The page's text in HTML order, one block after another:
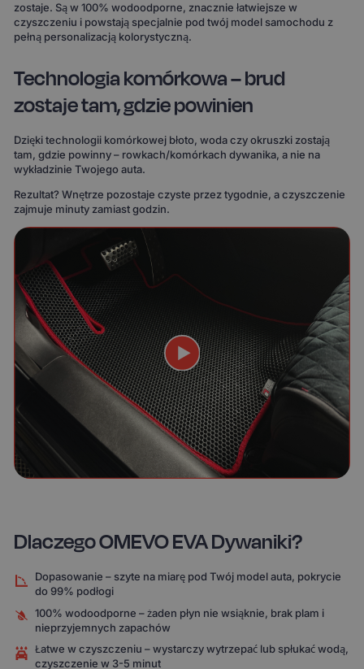
zostaje. Są w 100% wodoodporne, znacznie łatwiejsze w
czyszczeniu i powstają specjalnie pod twój model samochodu z
pełną personalizacją kolorystyczną.
Technologia komórkowa – brud
zostaje tam, gdzie powinien
Dzięki technologii komórkowej błoto, woda czy okruszki zostają
tam, gdzie powinny – rowkach/komórkach dywanika, a nie na
wykładzinie Twojego auta.
Rezultat? Wnętrze pozostaje czyste przez tygodnie, a czyszczenie
zajmuje minuty zamiast godzin.
Dlaczego OMEVO EVA Dywaniki?
Dopasowanie – szyte na miarę pod Twój model auta, pokrycie
do 99% podłogi
100% wodoodporne – żaden płyn nie wsiąknie, brak plam i
nieprzyjemnych zapachów
Łatwe w czyszczeniu – wystarczy wytrzepać lub spłukać wodą,
czyszczenie w 3-5 minut